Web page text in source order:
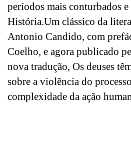
períodos mais conturbados
História.Um clássico da
Antonio Candido, com
Coelho, e agora publicado
nova tradução, Os deuses
sobre a violência do
complexidade da ação